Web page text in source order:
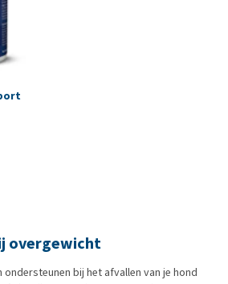
overgewicht
ondersteunen bij het afvallen van je hond